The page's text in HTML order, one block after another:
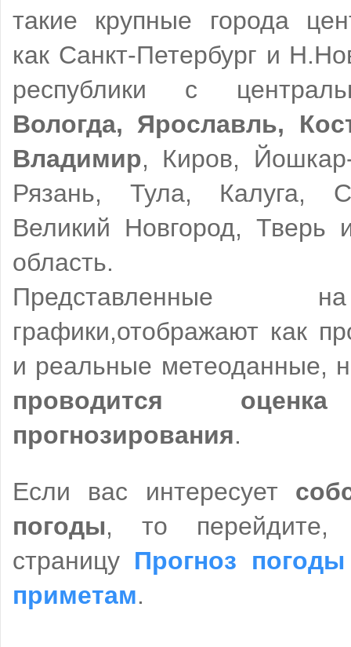
такие крупные города
как Санкт-Петербург и
республики с
Вологда, Ярославль,
Владимир, Киров,
Рязань, Тула, Калуга,
Великий Новгород, Тверь
область.
Представленные
графики,отображают как
и реальные метеоданные,
проводится оценка
прогнозирования.
Если вас интересует
погоды, то перейдите,
страницу Прогноз
приметам.